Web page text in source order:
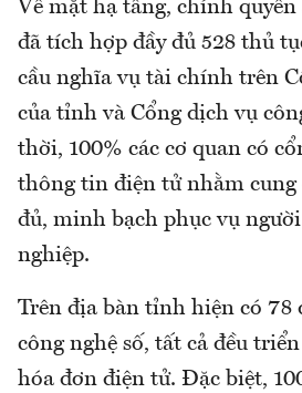
Về mặt hạ tầng, chính
đã tích hợp đầy đủ 528 thủ
cầu nghĩa vụ tài chính trên
của tỉnh và Cổng dịch vụ
thời, 100% các cơ quan có
thông tin điện tử nhằm cung
đủ, minh bạch phục vụ
nghiệp.
Trên địa bàn tỉnh hiện có 78
công nghệ số, tất cả đều
hóa đơn điện tử. Đặc biệt,